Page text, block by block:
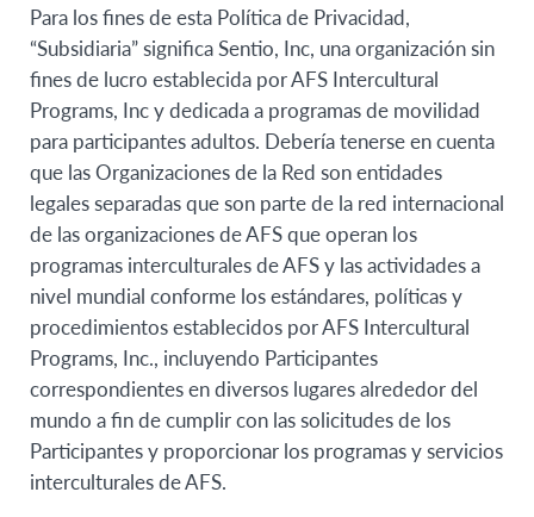
Para los fines de esta Política de Privacidad,
“Subsidiaria” significa Sentio, Inc, una organización sin
fines de lucro establecida por AFS Intercultural
Programs, Inc y dedicada a programas de movilidad
para participantes adultos. Debería tenerse en cuenta
que las Organizaciones de la Red son entidades
legales separadas que son parte de la red internacional
de las organizaciones de AFS que operan los
programas interculturales de AFS y las actividades a
nivel mundial conforme los estándares, políticas y
procedimientos establecidos por AFS Intercultural
Programs, Inc., incluyendo Participantes
correspondientes en diversos lugares alrededor del
mundo a fin de cumplir con las solicitudes de los
Participantes y proporcionar los programas y servicios
interculturales de AFS.